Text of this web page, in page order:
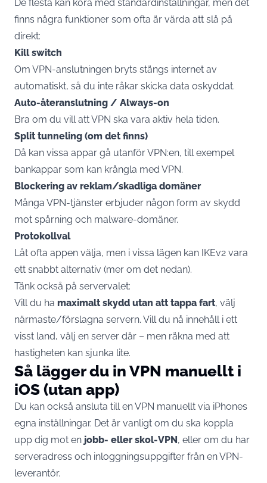
De flesta kan köra med standardinställningar, men det
finns några funktioner som ofta är värda att slå på
direkt:
Kill switch
Om VPN-anslutningen bryts stängs internet av
automatiskt, så du inte råkar skicka data oskyddat.
Auto-återanslutning / Always-on
Bra om du vill att VPN ska vara aktiv hela tiden.
Split tunneling (om det finns)
Då kan vissa appar gå utanför VPN:en, till exempel
bankappar som kan krångla med VPN.
Blockering av reklam/skadliga domäner
Många VPN-tjänster erbjuder någon form av skydd
mot spårning och malware-domäner.
Protokollval
Låt ofta appen välja, men i vissa lägen kan IKEv2 vara
ett snabbt alternativ (mer om det nedan).
Tänk också på servervalet:
Vill du ha maximalt skydd utan att tappa fart, välj
närmaste/förslagna servern. Vill du nå innehåll i ett
visst land, välj en server där – men räkna med att
hastigheten kan sjunka lite.
Så lägger du in VPN manuellt i
iOS (utan app)
Du kan också ansluta till en VPN manuellt via iPhones
egna inställningar. Det är vanligt om du ska koppla
upp dig mot en jobb- eller skol-VPN, eller om du har
serveradress och inloggningsuppgifter från en VPN-
leverantör.